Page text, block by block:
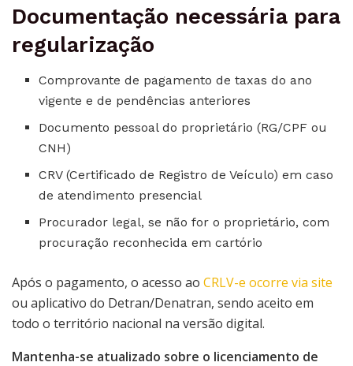
Documentação necessária para
regularização
Comprovante de pagamento de taxas do ano
vigente e de pendências anteriores
Documento pessoal do proprietário (RG/CPF ou
CNH)
CRV (Certificado de Registro de Veículo) em caso
de atendimento presencial
Procurador legal, se não for o proprietário, com
procuração reconhecida em cartório
Após o pagamento, o acesso ao CRLV-e ocorre via site
ou aplicativo do Detran/Denatran, sendo aceito em
todo o território nacional na versão digital.
Mantenha-se atualizado sobre o licenciamento de